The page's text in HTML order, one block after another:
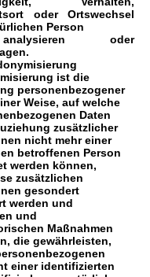
oder Ortswechsel
Person
oder
ist die
personenbezogener
Weise, auf welche
Daten
zusätzlicher
nicht mehr einer
betroffenen Person
werden können,
zusätzlichen
gesondert
werden und
und
Maßnahmen
die gewährleisten,
einer identifizierten